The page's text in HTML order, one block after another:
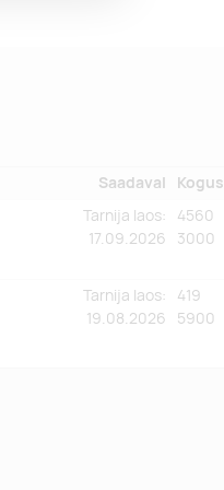
Saadaval Kogus
Tarnija laos:
17.09.2026
4560
3000
Tarnija laos:
19.08.2026
419
5900